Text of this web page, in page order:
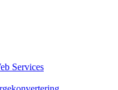
Services